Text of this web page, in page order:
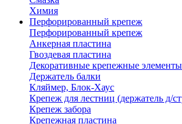
Химия
Перфорированный крепеж
Перфорированный крепеж
Анкерная пластина
Гвоздевая пластина
Декоративные крепежные
Держатель балки
Кляймер, Блок-Хаус
Крепеж для лестниц (держатель д/
Крепеж забора
Крепежная пластина